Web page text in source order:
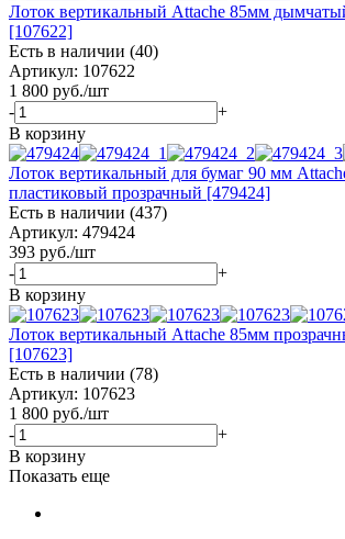
Лоток вертикальный Attache 85мм
[107622]
Есть в наличии (40)
Артикул: 107622
1 800 руб./шт
-
+
В корзину
Лоток вертикальный для бумаг 90 мм
пластиковый прозрачный [479424]
Есть в наличии (437)
Артикул: 479424
393 руб./шт
-
+
В корзину
Лоток вертикальный Attache 85мм
[107623]
Есть в наличии (78)
Артикул: 107623
1 800 руб./шт
-
+
В корзину
Показать еще